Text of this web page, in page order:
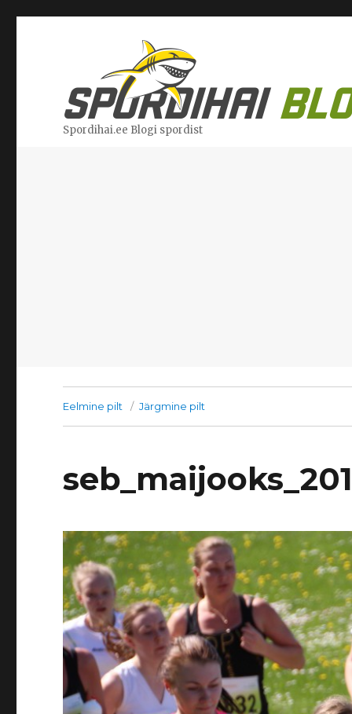
Spordihai.ee Blogi spordist
Eelmine pilt Järgmine pilt